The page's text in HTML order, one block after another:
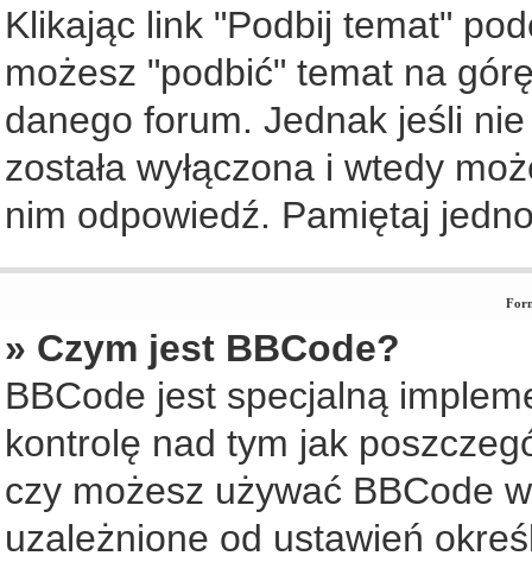
Klikając link "Podbij temat"
możesz "podbić" temat na
danego forum. Jednak jeśli
została wyłączona i wtedy
nim odpowiedź. Pamiętaj
» Czym jest BBCode?
BBCode jest specjalną
kontrolę nad tym jak
czy możesz używać BBCode
uzależnione od ustawień